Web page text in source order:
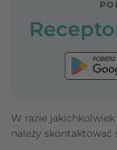
W razie
należy skontaktować